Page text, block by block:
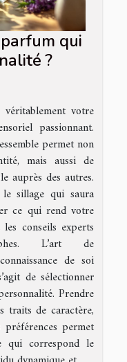
qui
?
votre
passionnant.
permet non
mais aussi de
auprès des autres.
sillage qui saura
ce qui rend votre
conseils experts
L’art de
de soi
de sélectionner
Prendre
traits de caractère,
permet
qui correspond le